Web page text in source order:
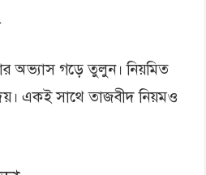
অভ্যাস গড়ে তুলুন। নিয়মিত
একই সাথে তাজবীদ নিয়মও